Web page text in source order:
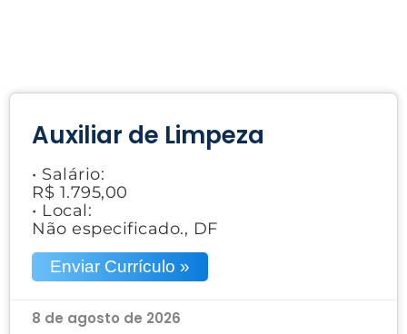
Auxiliar de Limpeza
• Salário:
R$ 1.795,00
• Local:
Não especificado., DF
Enviar Currículo »
8 de agosto de 2026